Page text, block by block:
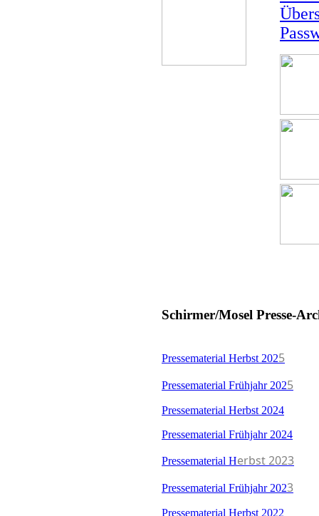
Schirmer/Mosel Presse-
Pressematerial Herbst 2025
Pressematerial Frühjahr 2025
Pressematerial Herbst 2024
Pressematerial Frühjahr 2024
Pressematerial Herbst 2023
Pressematerial Frühjahr 2023
Pressematerial Herbst 2022